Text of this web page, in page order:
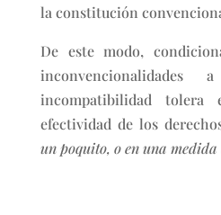
la constitución
De este modo,
incompatibilidad
efectividad de los
un poquito, o en una medida